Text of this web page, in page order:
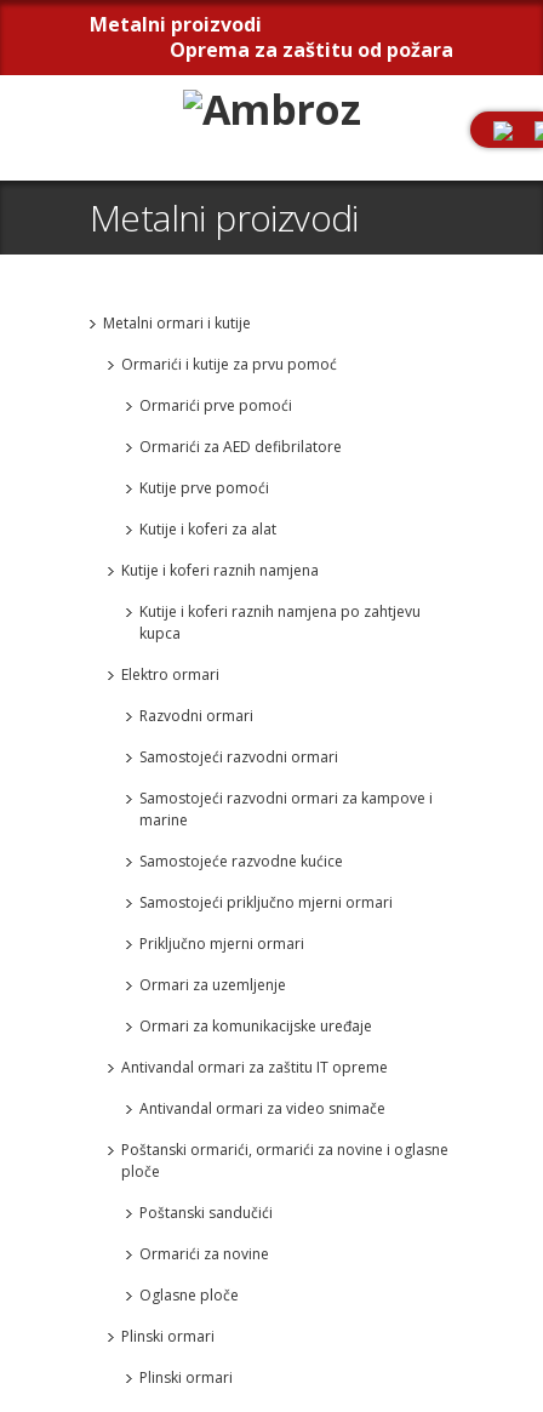
Metalni proizvodi
Oprema za zaštitu od požara
Metalni proizvodi
Metalni ormari i kutije
Ormarići i kutije za prvu pomoć
Ormarići prve pomoći
Ormarići za AED defibrilatore
Kutije prve pomoći
Kutije i koferi za alat
Kutije i koferi raznih namjena
Kutije i koferi raznih namjena po zahtjevu
kupca
Elektro ormari
Razvodni ormari
Samostojeći razvodni ormari
Samostojeći razvodni ormari za kampove i
marine
Samostojeće razvodne kućice
Samostojeći priključno mjerni ormari
Priključno mjerni ormari
Ormari za uzemljenje
Ormari za komunikacijske uređaje
Antivandal ormari za zaštitu IT opreme
Antivandal ormari za video snimače
Poštanski ormarići, ormarići za novine i oglasne
ploče
Poštanski sandučići
Ormarići za novine
Oglasne ploče
Plinski ormari
Plinski ormari